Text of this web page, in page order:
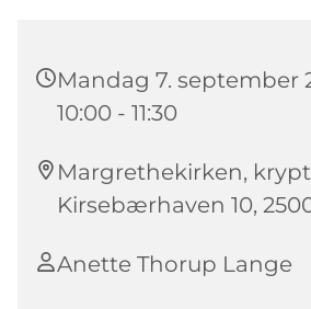
Mandag 7. september
10:00 - 11:30
Margrethekirken,
Kirsebærhaven 10,
Anette Thorup Lange